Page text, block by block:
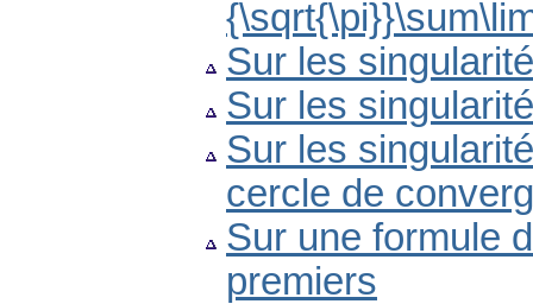
Sur les
Sur les
Sur les
cercle de
Sur une formule
premiers